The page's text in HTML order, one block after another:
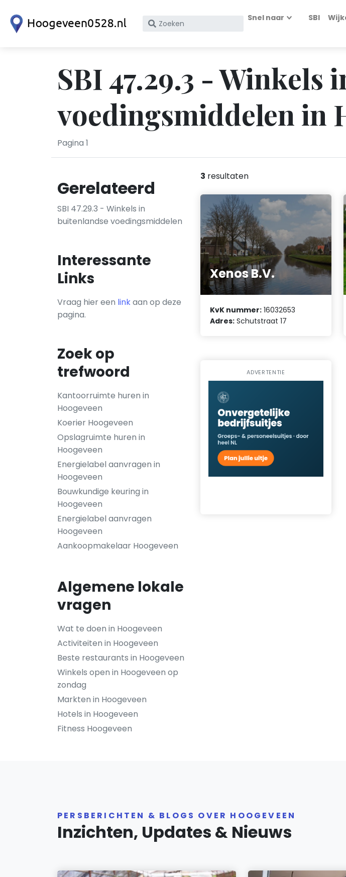
Zoek
KvK
nummer
Snel naar SBI
SBI 47.29.3 - Winkels
voedingsmiddelen in
Pagina 1
Gerelateerd
SBI 47.29.3 - Winkels in
buitenlandse voedingsmiddelen
Interessante
Links
Vraag hier een linkaan op deze
pagina.
Zoek op
trefwoord
Kantoorruimte huren in
Hoogeveen
Koerier Hoogeveen
Opslagruimte huren in
Hoogeveen
Energielabel aanvragen in
Hoogeveen
Bouwkundige keuring in
Hoogeveen
Energielabel aanvragen
Hoogeveen
Aankoopmakelaar Hoogeveen
Algemene lokale
vragen
Wat te doen in Hoogeveen
Activiteiten in Hoogeveen
Beste restaurants in Hoogeveen
Winkels open in Hoogeveen op
zondag
Markten in Hoogeveen
Hotels in Hoogeveen
Fitness Hoogeveen
3 resultaten
Xenos B.V.
KvK nummer: 16032653
Adres: Schutstraat 17
ADVERTENTIE
PERSBERICHTEN & BLOGS OVER HOOGEVEEN
Inzichten, Updates & Nieuws